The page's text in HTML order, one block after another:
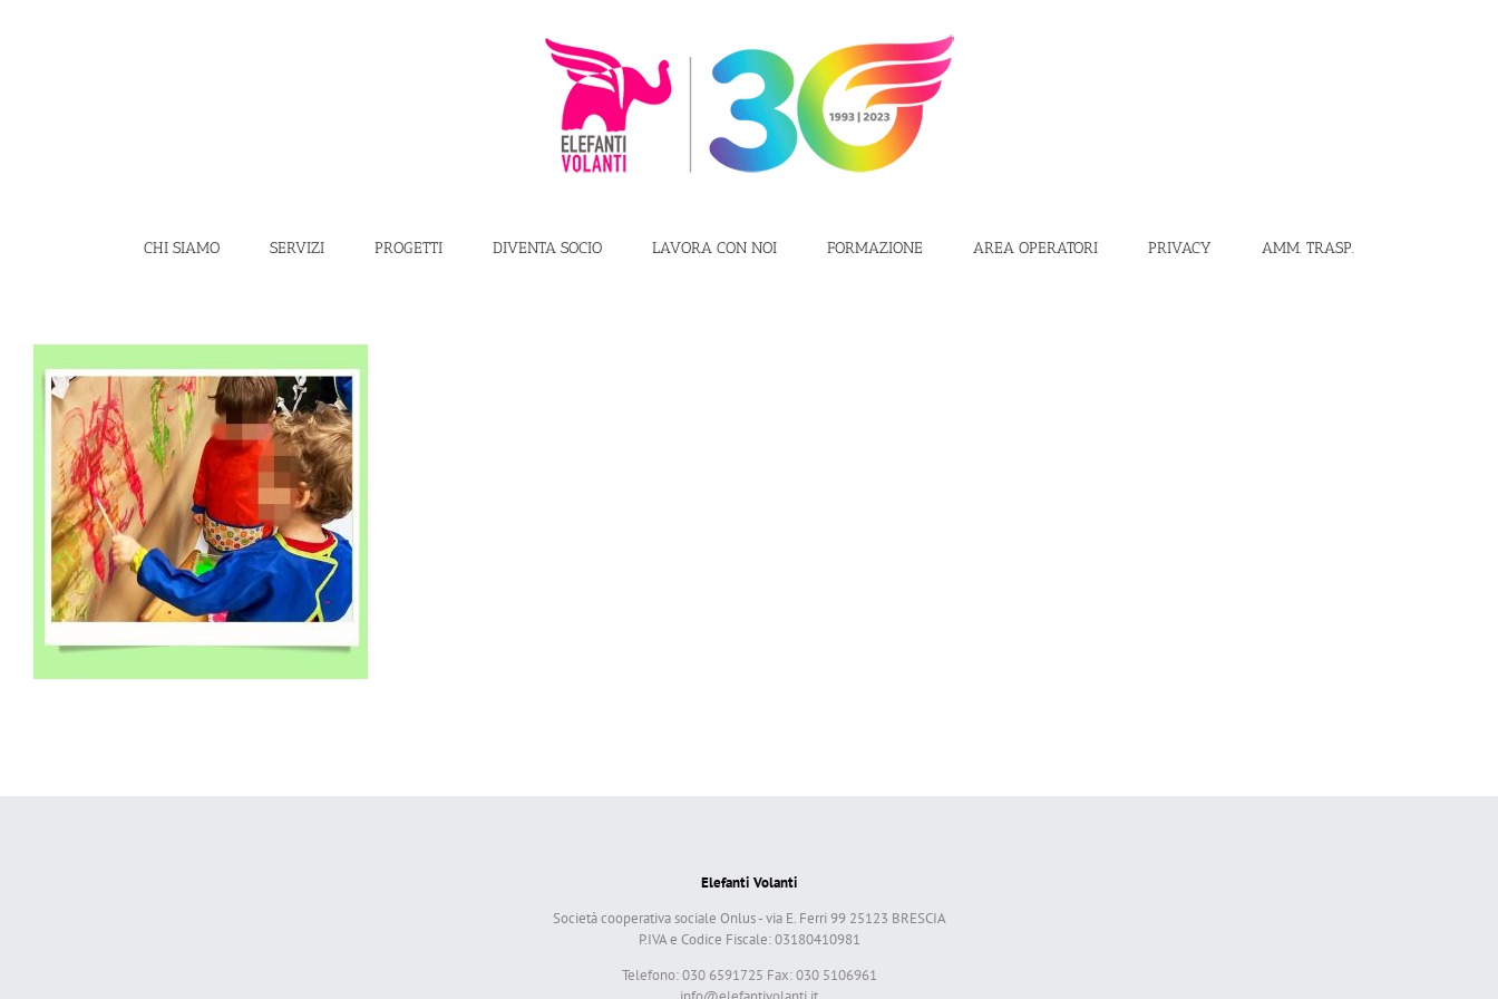
CHI SIAMO SERVIZI PROGETTI DIVENTA SOCIO LAVORA CON NOI FORMAZIONE AREA OPERATORI PRIVACY AMM. TRASP.
Elefanti Volanti
Società cooperativa sociale Onlus - via E. Ferri 99 25123 BRESCIA
P.IVA e Codice Fiscale: 03180410981
Telefono: 030 6591725 Fax: 030 5106961